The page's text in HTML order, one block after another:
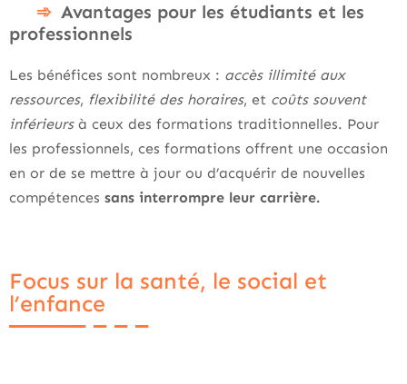
Avantages pour les étudiants et les
professionnels
Les bénéfices sont nombreux : accès illimité aux
ressources, flexibilité des horaires, et coûts souvent
inférieurs à ceux des formations traditionnelles. Pour
les professionnels, ces formations offrent une occasion
en or de se mettre à jour ou d’acquérir de nouvelles
compétences sans interrompre leur carrière.
Focus sur la santé, le social et
l’enfance